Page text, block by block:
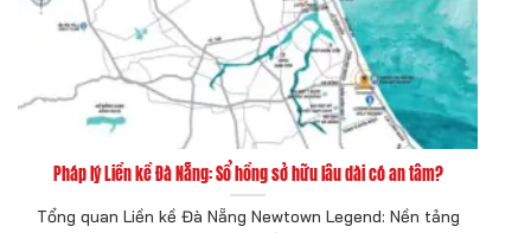
Pháp lý Liền kề Đà Nẵng: Sổ hồng sở hữu lâu dài có an tâm?
Tổng quan Liền kề Đà Nẵng Newtown Legend: Nền tảng